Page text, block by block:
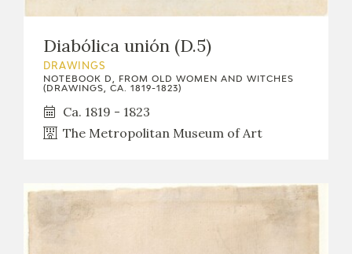
SHOP
ONLINE SHOP
EDUCA
RECURSOS EDUCATIVOS
ARASAAC
Diabólica unión (D.5)
DRAWINGS
NOTEBOOK D, FROM OLD WOMEN AND WITCHES
(DRAWINGS, CA. 1819-1823)
Ca. 1819 - 1823
The Metropolitan Museum of Art